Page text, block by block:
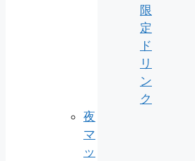
限
定
ド
リ
ン
ク
夜
マ
ッ